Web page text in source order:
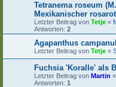
Tetranema roseum
Mexikanischer
Letzter Beitrag von Tetje «
Antworten: 2
Agapanthus
Letzter Beitrag von Tetje «
Fuchsia 'Koralle' als
Letzter Beitrag von Martin «
Antworten: 1